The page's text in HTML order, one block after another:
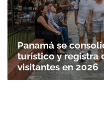
Panamá se
turístico y registra
visitantes en 2026